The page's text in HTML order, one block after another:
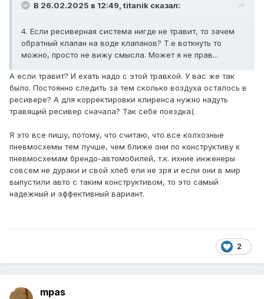
В 26.02.2025 в 12:49, titanik сказал:
4. Если ресиверная система нигде не травит, то зачем
обратный клапан на воде клапанов? Т.е воткнуть то
можно, просто не вижу смысла. Может я не прав...
А если травит? И ехать надо с этой травкой. У вас же так
было. Постоянно следить за тем сколько воздуха осталось в
ресивере? А для корректировки клиренса нужно надуть
травящий ресивер сначала? Так себе поездка(.
Я это все пишу, потому, что считаю, что все колхозные
пневмосхемы тем лучше, чем ближе они по конструктиву к
пневмосхемам брендо-автомобилей, т.к. ихние инженеры
совсем не дураки и свой хлеб ели не зря и если они в мир
выпустили авто с таким конструктивом, то это самый
надежный и эффективный вариант.
2
mpas